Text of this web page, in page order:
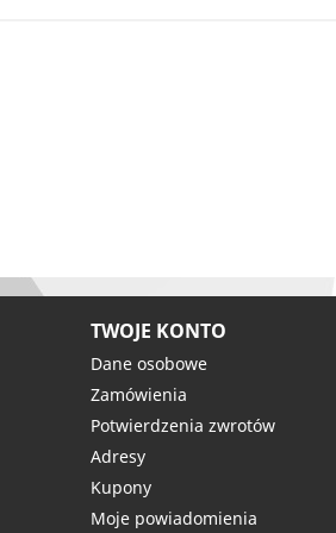
TWOJE KONTO
Dane osobowe
Zamówienia
Potwierdzenia zwrotów
Adresy
Kupony
Moje powiadomienia